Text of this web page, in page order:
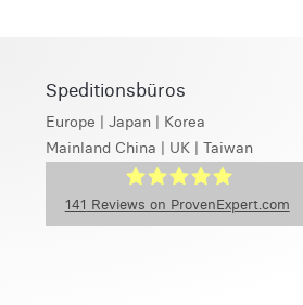
Speditionsbüros
Europe |Japan | Korea
Mainland China | UK |Taiwan
141 Reviews on ProvenExpert.com